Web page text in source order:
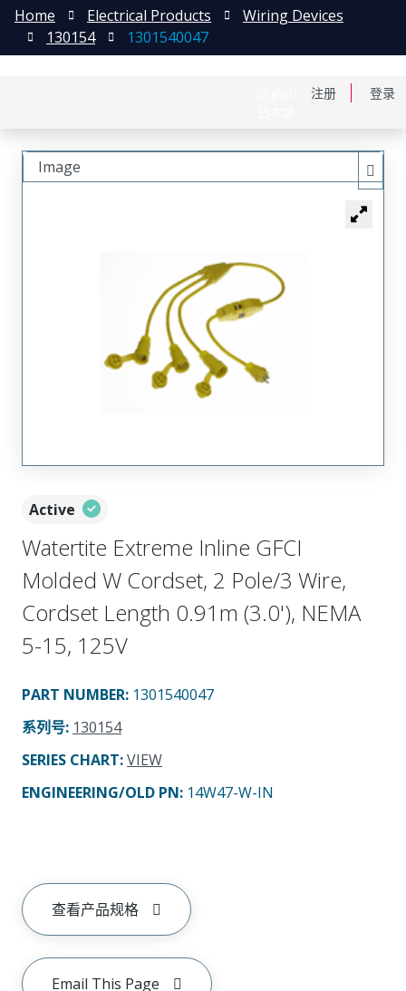
注册 登录
Home Electrical Products
Wiring Devices
130154
1301540047
Active
Watertite Extreme Inline GFCI
Molded W Cordset, 2 Pole/3 Wire,
Cordset Length 0.91m (3.0'), NEMA
5-15, 125V
PART NUMBER: 1301540047
系列号: 130154
SERIES CHART:VIEW
ENGINEERING/OLD PN: 14W47-W-IN
查看产品规格
Email This Page
Image